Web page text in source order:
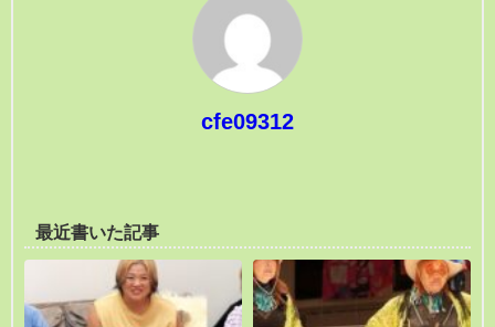
cfe09312
最近書いた記事